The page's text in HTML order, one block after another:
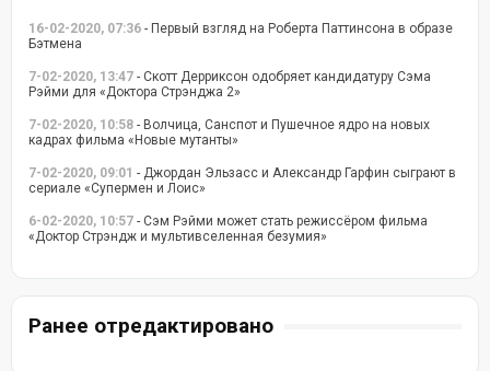
16-02-2020, 07:36 - Первый взгляд на Роберта Паттинсона в образе
Бэтмена
7-02-2020, 13:47 - Скотт Дерриксон одобряет кандидатуру Сэма
Рэйми для «Доктора Стрэнджа 2»
7-02-2020, 10:58 - Волчица, Санспот и Пушечное ядро на новых
кадрах фильма «Новые мутанты»
7-02-2020, 09:01 - Джордан Эльзасс и Александр Гарфин сыграют в
сериале «Супермен и Лоис»
6-02-2020, 10:57 - Сэм Рэйми может стать режиссёром фильма
«Доктор Стрэндж и мультивселенная безумия»
Ранее отредактировано